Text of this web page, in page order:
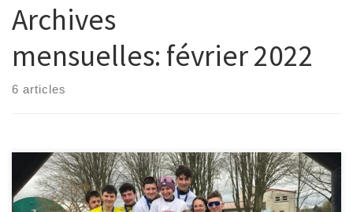
Archives
mensuelles: février 2022
6 articles